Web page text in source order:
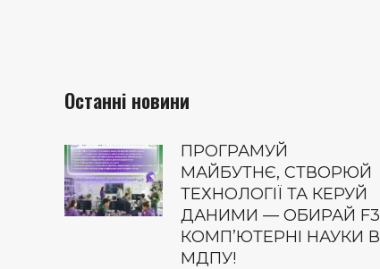
Останні новини
ПРОГРАМУЙ
МАЙБУТНЄ, СТВОРЮЙ
ТЕХНОЛОГІЇ ТА КЕРУЙ
ДАНИМИ — ОБИРАЙ F3
КОМП’ЮТЕРНІ НАУКИ В
МДПУ!